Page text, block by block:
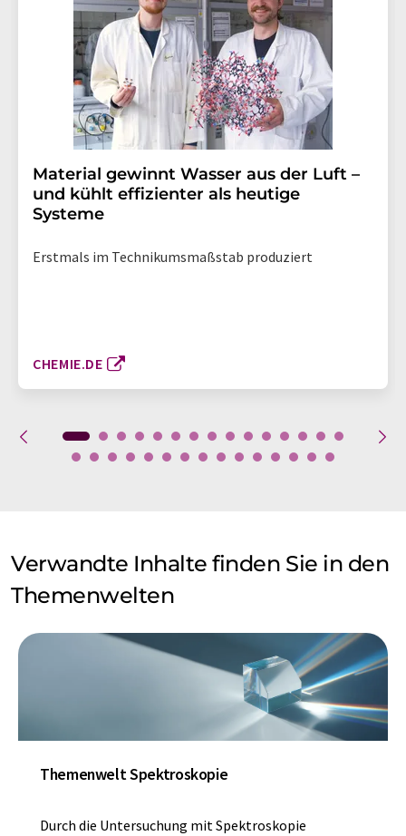
Material gewinnt Wasser aus der Luft –
und kühlt effizienter als heutige
Systeme
Erstmals im Technikumsmaßstab produziert
CHEMIE.DE
Verwandte Inhalte finden Sie in den
Themenwelten
Themenwelt Spektroskopie
Durch die Untersuchung mit Spektroskopie